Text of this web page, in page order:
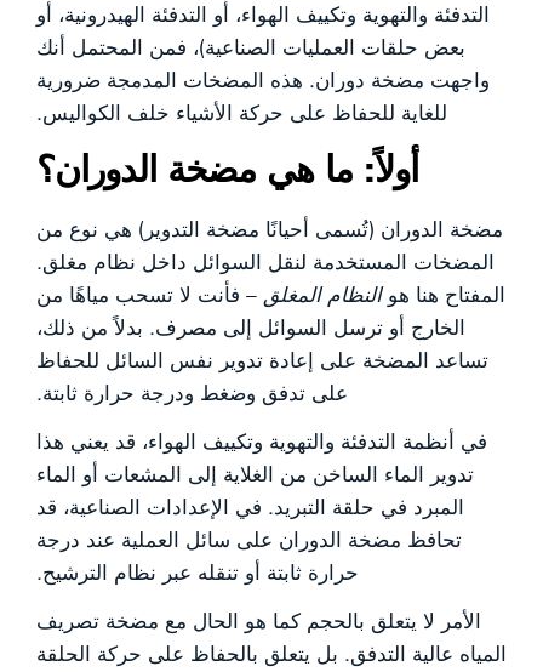
التدفئة والتهوية وتكييف الهواء، أو التدفئة الهيدرونية، أو
بعض حلقات العمليات الصناعية)، فمن المحتمل أنك
واجهت مضخة دوران. هذه المضخات المدمجة ضرورية
للغاية للحفاظ على حركة الأشياء خلف الكواليس.
أولاً: ما هي مضخة الدوران؟
مضخة الدوران (تُسمى أحيانًا مضخة التدوير) هي نوع من
المضخات المستخدمة لنقل السوائل داخل نظام مغلق.
المفتاح هنا هوالنظام المغلق – فأنت لا تسحب مياهًا من
الخارج أو ترسل السوائل إلى مصرف. بدلاً من ذلك،
تساعد المضخة على إعادة تدوير نفس السائل للحفاظ
على تدفق وضغط ودرجة حرارة ثابتة.
في أنظمة التدفئة والتهوية وتكييف الهواء، قد يعني هذا
تدوير الماء الساخن من الغلاية إلى المشعات أو الماء
المبرد في حلقة التبريد. في الإعدادات الصناعية، قد
تحافظ مضخة الدوران على سائل العملية عند درجة
حرارة ثابتة أو تنقله عبر نظام الترشيح.
الأمر لا يتعلق بالحجم كما هو الحال مع مضخة تصريف
المياه عالية التدفق. بل يتعلق بالحفاظ على حركة الحلقة